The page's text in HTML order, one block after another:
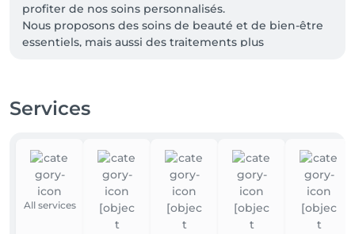
profiter de nos soins personnalisés.
Nous proposons des soins de beauté et de bien-être
essentiels, mais aussi des traitements plus
massages et traitements par radiofréquences
radiofréquence 448Khz, brevetée et médicalement
reconnue à travers le monde dans le domaine
médical, la physiothérapie et l'esthétique depuis plus
de 40 ans.
En temps que partenaire exclusif au Luxembourg
Services
All services